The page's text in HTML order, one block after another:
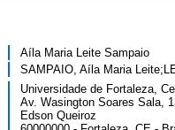
Aíla Maria Leite Sampaio
SAMPAIO, Aíla Maria
Universidade de Fortaleza,
Av. Wasington Soares Sala,
Edson Queiroz